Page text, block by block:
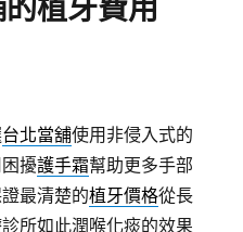
植牙費用
台北當舖使用非侵入式的
擾護手霜幫助更多手部
最清楚的植牙價格從長
所如此潤喉化痰的效果